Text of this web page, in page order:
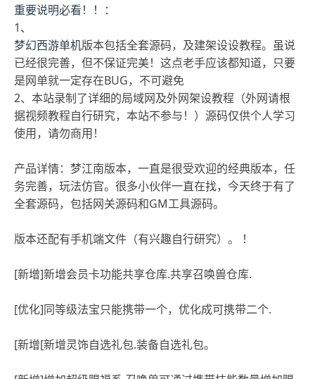
重要说明必看！！：
1、
梦幻西游单机版本包括全套源码，及建架设设教程。虽说
已经很完善，但不保证完美！这点老手应该都知道，只要
是网单就一定存在BUG，不可避免
2、本站录制了详细的局域网及外网架设教程（外网请根
据视频教程自行研究，本站不参与！）源码仅供个人学习
使用，请勿商用！
产品详情：梦江南版本，一直是很受欢迎的经典版本，任
务完善，玩法仿官。很多小伙伴一直在找，今天终于有了
全套源码，包括网关源码和GM工具源码。
版本还配有手机端文件（有兴趣自行研究）。 ！
[新增]新增会员卡功能共享仓库.共享召唤兽仓库.
[优化]同等级法宝只能携带一个，优化成可携带二个.
[新增[新增灵饰自选礼包.装备自选礼包。